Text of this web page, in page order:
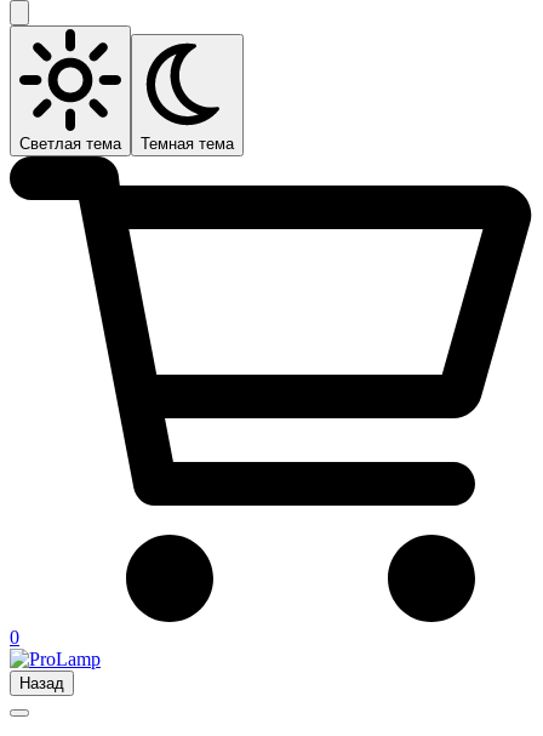
Светлая тема Темная тема
0
Назад